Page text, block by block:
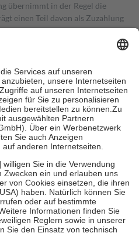
übernimmt in der Regel die
einen Teil davon als Zuzahlung
in Höhe von zehn
nie mehr als die tatsächlichen
auch für Online-Apotheken.
beträgt die
sowie zehn Euro je
für ihre eigene Gesundheit zu
der Familie zu unterstützen,
vollendeten 18. Lebensjahr
Früherkennung, die von der